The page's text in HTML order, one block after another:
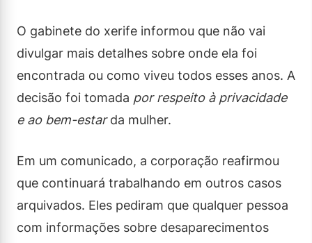
O gabinete do xerife informou que não vai
divulgar mais detalhes sobre onde ela foi
encontrada ou como viveu todos esses anos. A
decisão foi tomada por respeito à privacidade
e ao bem-estarda mulher.
Em um comunicado, a corporação reafirmou
que continuará trabalhando em outros casos
arquivados. Eles pediram que qualquer pessoa
com informações sobre desaparecimentos